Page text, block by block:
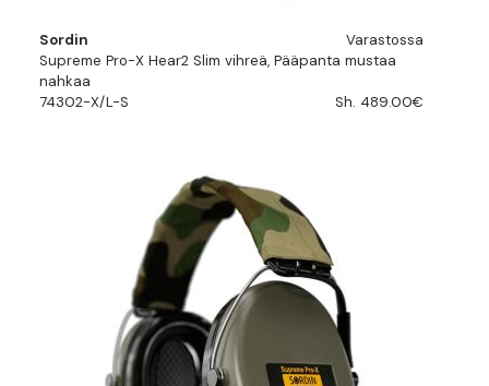
Sordin
Varastossa
Supreme Pro-X Hear2 Slim vihreä, Pääpanta mustaa
nahkaa
74302-X/L-S
Sh. 489.00€